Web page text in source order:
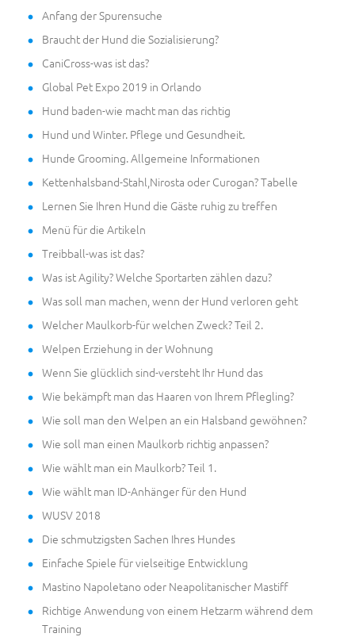
Anfang der Spurensuche
Braucht der Hund die Sozialisierung?
CaniCross-was ist das?
Global Pet Expo 2019 in Orlando
Hund baden-wie macht man das richtig
Hund und Winter. Pflege und Gesundheit.
Hunde Grooming. Allgemeine Informationen
Kettenhalsband-Stahl,Nirosta oder Curogan? Tabelle
Lernen Sie Ihren Hund die Gäste ruhig zu treffen
Menü für die Artikeln
Treibball-was ist das?
Was ist Agility? Welche Sportarten zählen dazu?
Was soll man machen, wenn der Hund verloren geht
Welcher Maulkorb-für welchen Zweck? Teil 2.
Welpen Erziehung in der Wohnung
Wenn Sie glücklich sind-versteht Ihr Hund das
Wie bekämpft man das Haaren von Ihrem Pflegling?
Wie soll man den Welpen an ein Halsband gewöhnen?
Wie soll man einen Maulkorb richtig anpassen?
Wie wählt man ein Maulkorb? Teil 1.
Wie wählt man ID-Anhänger für den Hund
WUSV 2018
Die schmutzigsten Sachen Ihres Hundes
Einfache Spiele für vielseitige Entwicklung
Mastino Napoletano oder Neapolitanischer Mastiff
Richtige Anwendung von einem Hetzarm während dem
Training